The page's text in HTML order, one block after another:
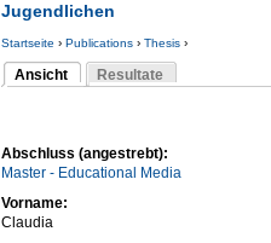
Jugendlichen
Sie sind hier
Startseite › Publications› Thesis›
Ansicht
(aktiver Reiter)
Resultate
Abschluss (angestrebt):
Master - Educational Media
Vorname:
Claudia